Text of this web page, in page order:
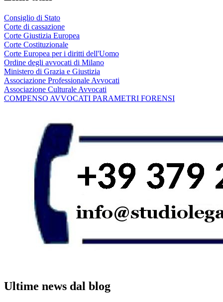
Consiglio di Stato
Corte di cassazione
Corte Giustizia Europea
Corte Costituzionale
Corte Europea per i diritti dell'Uomo
Ordine degli avvocati di Milano
Ministero di Grazia e Giustizia
Associazione Professionale Avvocati
Associazione Culturale Avvocati
COMPENSO AVVOCATI PARAMETRI FORENSI
Ultime news dal blog